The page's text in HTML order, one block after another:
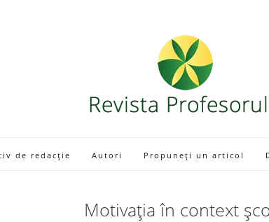
de redacție Autori Propuneți un articol
Motivația în context